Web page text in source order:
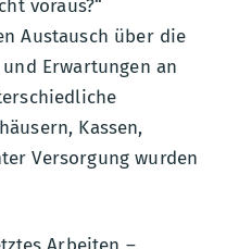
voraus?“
Austausch über die
Erwartungen an
Kassen,
Versorgung wurden